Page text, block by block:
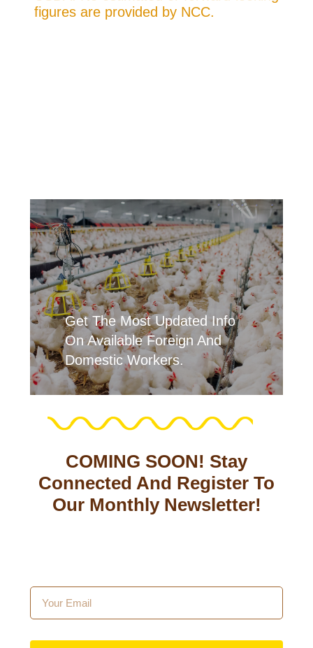
figures are provided by NCC.
Get The Most Updated Info
On Available Foreign And
Domestic Workers.
COMING SOON! Stay
Connected And Register To
Our Monthly Newsletter!